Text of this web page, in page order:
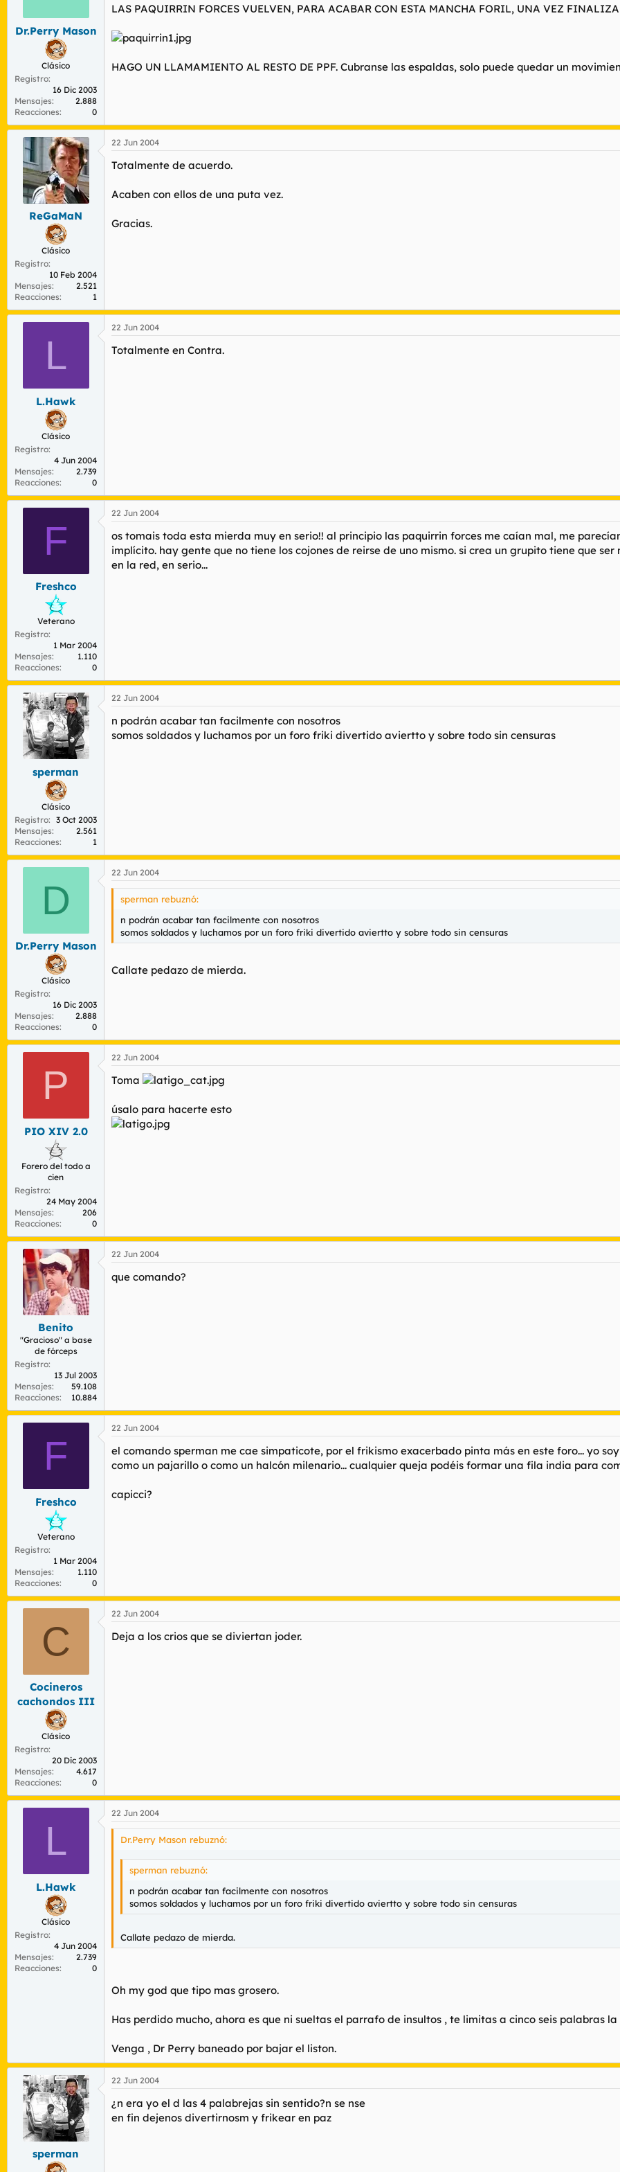
d
e
m
Dr.Perry Mason
Clásico
Registro
16 Dic 2003
Mensajes
2.888
Reacciones
0
LAS PAQUIRRIN FORCES VUELVEN, PARA ACABAR CON ESTA MANCHA FORIL, UNA VEZ
HAGO UN LLAMAMIENTO AL RESTO DE PPF. Cubranse las espaldas, solo puede quedar un
ReGaMaN
Clásico
Registro
10 Feb 2004
Mensajes
2.521
Reacciones
1
22 Jun 2004
Totalmente de acuerdo.
Acaben con ellos de una puta vez.
Gracias.
L
L.Hawk
Clásico
Registro
4 Jun 2004
Mensajes
2.739
Reacciones
0
22 Jun 2004
Totalmente en Contra.
F
Freshco
Veterano
Registro
1 Mar 2004
Mensajes
1.110
Reacciones
0
22 Jun 2004
os tomais toda esta mierda muy en serio!! al principio las paquirrin forces me caían mal, me
implícito. hay gente que no tiene los cojones de reirse de uno mismo. si crea un grupito tiene que
en la red, en serio...
sperman
Clásico
Registro
3 Oct 2003
Mensajes
2.561
Reacciones
1
22 Jun 2004
n podrán acabar tan facilmente con nosotros
somos soldados y luchamos por un foro friki divertido aviertto y sobre todo sin censuras
D
Dr.Perry Mason
Clásico
Registro
16 Dic 2003
Mensajes
2.888
Reacciones
0
22 Jun 2004
sperman rebuznó:
n podrán acabar tan facilmente con nosotros
somos soldados y luchamos por un foro friki divertido aviertto y sobre todo sin censuras
Callate pedazo de mierda.
P
PIO XIV 2.0
Forero del todo a
cien
Registro
24 May 2004
Mensajes
206
Reacciones
0
22 Jun 2004
Toma
úsalo para hacerte esto
Benito
"Gracioso" a base
de fórceps
Registro
13 Jul 2003
Mensajes
59.108
Reacciones
10.884
22 Jun 2004
que comando?
F
Freshco
Veterano
Registro
1 Mar 2004
Mensajes
1.110
Reacciones
0
22 Jun 2004
el comando sperman me cae simpaticote, por el frikismo exacerbado pinta más en este foro... yo
como un pajarillo o como un halcón milenario... cualquier queja podéis formar una fila india para
capicci?
C
Cocineros
cachondos III
Clásico
Registro
20 Dic 2003
Mensajes
4.617
Reacciones
0
22 Jun 2004
Deja a los crios que se diviertan joder.
L
L.Hawk
Clásico
Registro
4 Jun 2004
Mensajes
2.739
Reacciones
0
22 Jun 2004
Dr.Perry Mason rebuznó:
sperman rebuznó:
n podrán acabar tan facilmente con nosotros
somos soldados y luchamos por un foro friki divertido aviertto y sobre todo sin censuras
Callate pedazo de mierda.
Oh my god que tipo mas grosero.
Has perdido mucho, ahora es que ni sueltas el parrafo de insultos , te limitas a cinco seis palabras
Venga , Dr Perry baneado por bajar el liston.
sperman
22 Jun 2004
¿n era yo el d las 4 palabrejas sin sentido?n se nse
en fin dejenos divertirnosm y frikear en paz